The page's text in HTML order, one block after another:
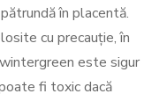
în placentă.
cu precauție, în
este sigur
fi toxic dacă